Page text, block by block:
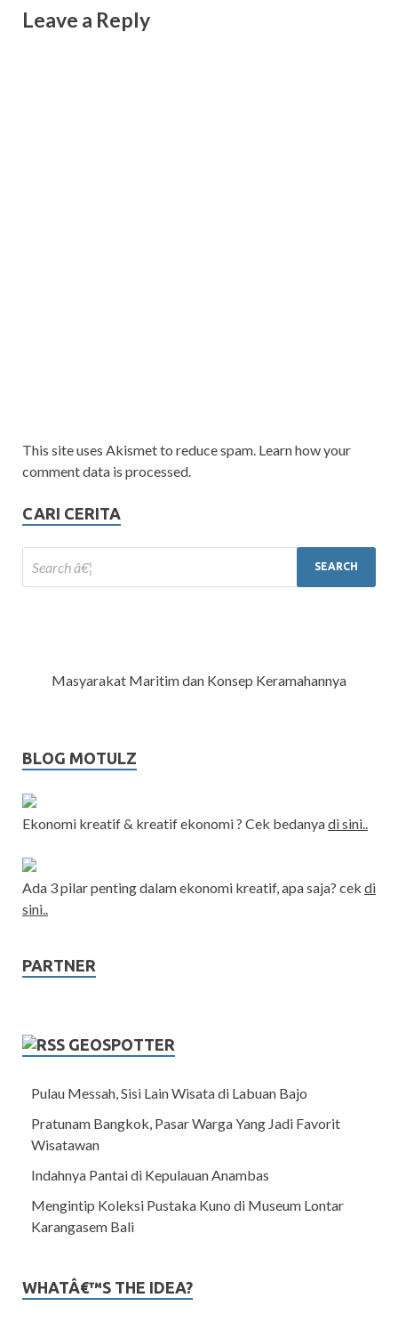
Leave a Reply
This site uses Akismet to reduce spam. Learn how your
comment data is processed.
CARI CERITA
Masyarakat Maritim dan Konsep Keramahannya
BLOG MOTULZ
Ekonomi kreatif & kreatif ekonomi ? Cek bedanyadi sini..
Ada 3 pilar penting dalam ekonomi kreatif, apa saja? cek di
sini..
PARTNER
GEOSPOTTER
Pulau Messah, Sisi Lain Wisata di Labuan Bajo
Pratunam Bangkok, Pasar Warga Yang Jadi Favorit
Wisatawan
Indahnya Pantai di Kepulauan Anambas
Mengintip Koleksi Pustaka Kuno di Museum Lontar
Karangasem Bali
WHATÂ€™S THE IDEA?